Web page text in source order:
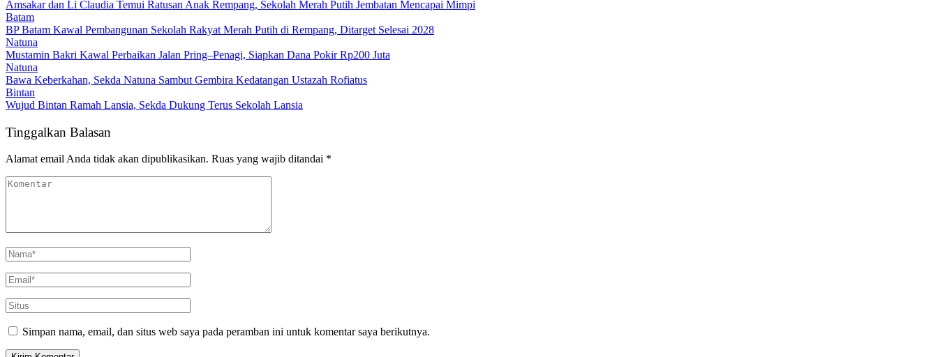
Amsakar dan Li Claudia Temui Ratusan Anak Rempang, Sekolah Merah Putih Jembatan Mencapai Mimpi
Batam
BP Batam Kawal Pembangunan Sekolah Rakyat Merah Putih di Rempang, Ditarget Selesai 2028
Natuna
Mustamin Bakri Kawal Perbaikan Jalan Pring–Penagi, Siapkan Dana Pokir Rp200 Juta
Natuna
Bawa Keberkahan, Sekda Natuna Sambut Gembira Kedatangan Ustazah Rofiatus
Bintan
Wujud Bintan Ramah Lansia, Sekda Dukung Terus Sekolah Lansia
Tinggalkan Balasan
Alamat email Anda tidak akan dipublikasikan. Ruas yang wajib ditandai *
Simpan nama, email, dan situs web saya pada peramban ini untuk komentar saya berikutnya.